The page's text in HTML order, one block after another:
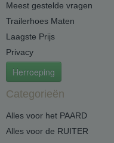
Meest gestelde vragen
Trailerhoes Maten
Laagste Prijs
Privacy
Herroeping
Categorieën
Alles voor het PAARD
Alles voor de RUITER